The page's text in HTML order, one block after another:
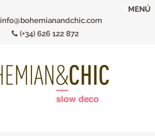
info@bohemianandchic.com
(+34) 626 122 872
MENÚ